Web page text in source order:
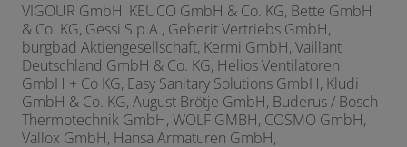
VIGOUR GmbH, KEUCO GmbH & Co. KG, Bette GmbH
& Co. KG, Gessi S.p.A., Geberit Vertriebs GmbH,
burgbad Aktiengesellschaft, Kermi GmbH, Vaillant
Deutschland GmbH & Co. KG, Helios Ventilatoren
GmbH + Co KG, Easy Sanitary Solutions GmbH, Kludi
GmbH & Co. KG, August Brötje GmbH, Buderus / Bosch
Thermotechnik GmbH, WOLF GMBH, COSMO GmbH,
Vallox GmbH, Hansa Armaturen GmbH,